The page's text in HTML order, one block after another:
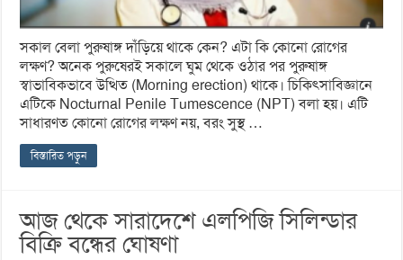
সকাল বেলা পুরুষাঙ্গ দাঁড়িয়ে থাকে কেন? এটা কি কোনো রোগের
লক্ষণ? অনেক পুরুষেরই সকালে ঘুম থেকে ওঠার পর পুরুষাঙ্গ
স্বাভাবিকভাবে উত্থিত (Morning erection) থাকে। চিকিৎসাবিজ্ঞানে
এটিকে Nocturnal Penile Tumescence (NPT) বলা হয়। এটি
সাধারণত কোনো রোগের লক্ষণ নয়, বরং সুস্থ …
বিস্তারিত পড়ুন
আজ থেকে সারাদেশে এলপিজি সিলিন্ডার
বিক্রি বন্ধের ঘোষণা